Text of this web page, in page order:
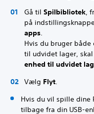
Gå til Spilbibliotek,
på
apps.
Hvis du bruger både
til udvidet lager,
enhed til udvidet
Vælg Flyt.
Hvis du vil spille dine
tilbage fra din USB-